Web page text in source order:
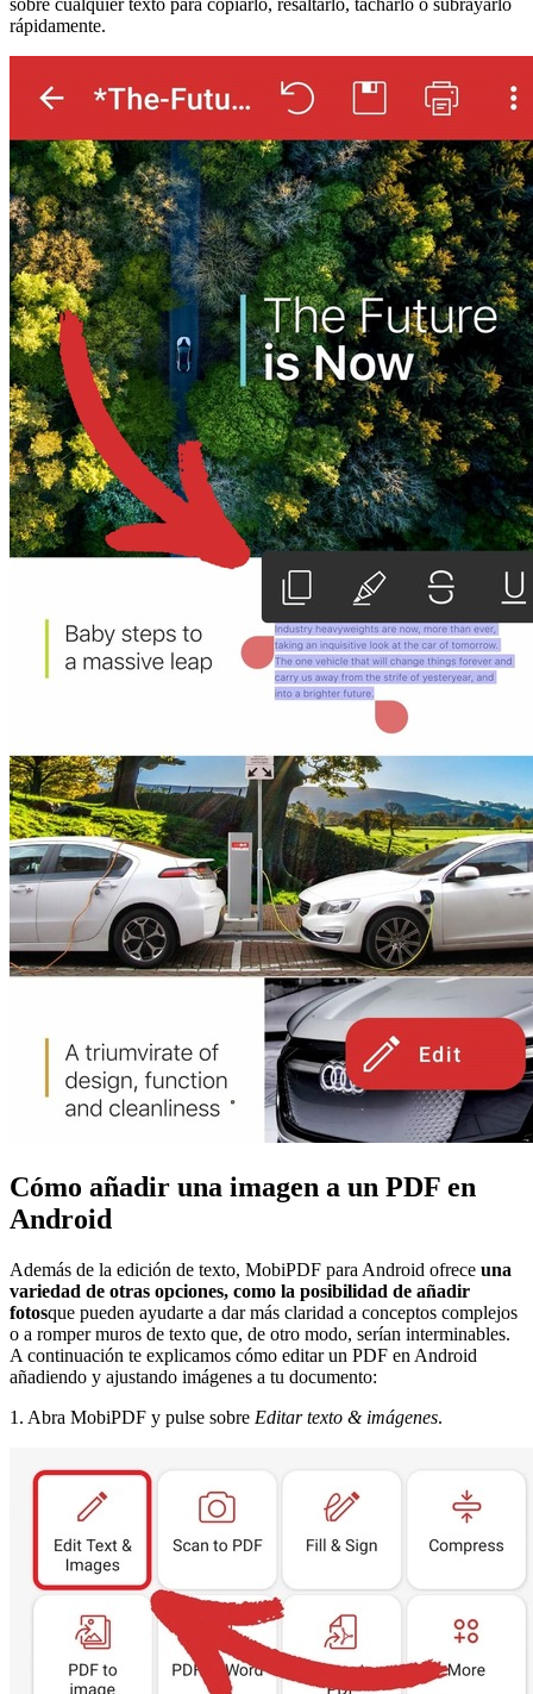
sobre cualquier texto para copiarlo, resaltarlo, tacharlo o subrayarlo
rápidamente.
Cómo añadir una imagen a un PDF en
Android
Además de la edición de texto, MobiPDF para Android ofrece una
variedad de otras opciones, como la posibilidad de añadir
fotosque pueden ayudarte a dar más claridad a conceptos complejos
o a romper muros de texto que, de otro modo, serían interminables.
A continuación te explicamos cómo editar un PDF en Android
añadiendo y ajustando imágenes a tu documento:
1. Abra MobiPDF y pulse sobre Editar texto & imágenes.